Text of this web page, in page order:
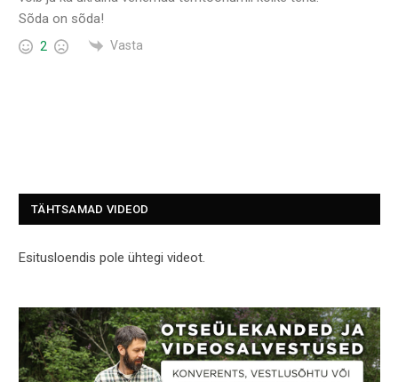
Sõda on sõda!
2 Vasta
TÄHTSAMAD VIDEOD
Esitusloendis pole ühtegi videot.